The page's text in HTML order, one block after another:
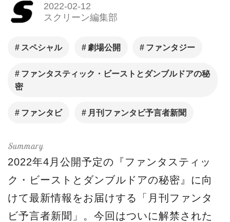
2022-02-12
スクリーン編集部
スペシャル 劇場公開 ファンタジー
ファンタスティック・ビーストとダンブルドアの秘
密
ファンタビ 月刊ファンタビ予言者新聞
2022年4月公開予定の『ファンタスティッ
ク・ビーストとダンブルドアの秘密』に向
けて最新情報をお届けする「月刊ファンタ
ビ予言者新聞」。今回はついに解禁された